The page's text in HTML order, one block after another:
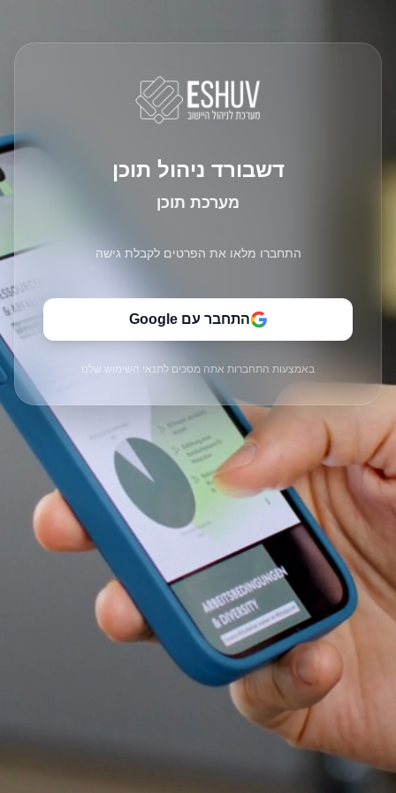
דשבורד ניהול תוכן
מערכת תוכן
התחברו מלאו את הפרטים לקבלת גישה
התחבר עם Google
באמצעות התחברות אתה מסכים לתנאי השימוש שלנו